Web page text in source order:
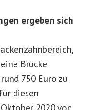
ergeben sich
Brücke
750 Euro zu
diesen
2020 von